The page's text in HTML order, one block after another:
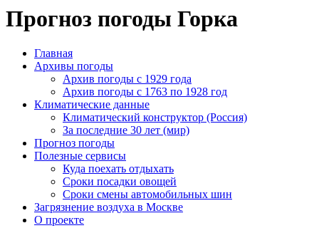
Прогноз погоды Горка
Главная
Архивы погоды
Архив погоды c 1929 года
Архив погоды c 1763 по 1928 год
Климатические данные
Климатический конструктор (Россия)
За последние 30 лет (мир)
Прогноз погоды
Полезные сервисы
Куда поехать отдыхать
Сроки посадки овощей
Сроки смены автомобильных шин
Загрязнение воздуха в Москве
О проекте